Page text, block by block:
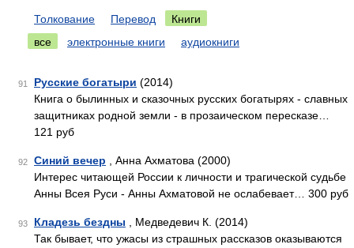
Толкование Перевод
Книги
все
электронные книги аудиокниги
91 Русские богатыри (2014)
Книга о былинных и сказочных русских богатырях - славных
защитниках родной земли - в прозаическом пересказе…
121 руб
92 Синий вечер , Анна Ахматова (2000)
Интерес читающей России к личности и трагической судьбе
Анны Всея Руси - Анны Ахматовой не ослабевает… 300 руб
93 Кладезь бездны , Медведевич К. (2014)
Так бывает, что ужасы из страшных рассказов оказываются